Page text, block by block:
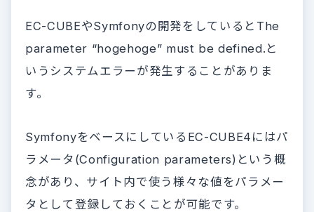
EC-CUBEやSymfonyの開発をしているとThe
parameter “hogehoge” must be defined.と
いうシステムエラーが発生することがありま
す。
SymfonyをベースにしているEC-CUBE4にはパ
ラメータ(Configuration parameters)という概
念があり、サイト内で使う様々な値をパラメー
タとして登録しておくことが可能です。